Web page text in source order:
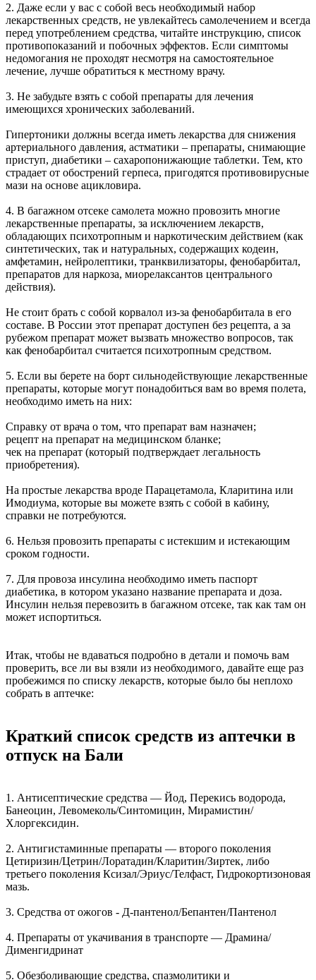
2. Даже если у вас с собой весь необходимый набор
лекарственных средств, не увлекайтесь самолечением и всегда
перед употреблением средства, читайте инструкцию, список
противопоказаний и побочных эффектов. Если симптомы
недомогания не проходят несмотря на самостоятельное
лечение, лучше обратиться к местному врачу.
3. Не забудьте взять с собой препараты для лечения
имеющихся хронических заболеваний.
Гипертоники должны всегда иметь лекарства для снижения
артериального давления, астматики – препараты, снимающие
приступ, диабетики – сахаропонижающие таблетки. Тем, кто
страдает от обострений герпеса, пригодятся противовирусные
мази на основе ацикловира.
4. В багажном отсеке самолета можно провозить многие
лекарственные препараты, за исключением лекарств,
обладающих психотропным и наркотическим действием (как
синтетических, так и натуральных, содержащих кодеин,
амфетамин, нейролептики, транквилизаторы, фенобарбитал,
препаратов для наркоза, миорелаксантов центрального
действия).
Не стоит брать с собой корвалол из-за фенобарбитала в его
составе. В России этот препарат доступен без рецепта, а за
рубежом препарат может вызвать множество вопросов, так
как фенобарбитал считается психотропным средством.
5. Если вы берете на борт сильнодействующие лекарственные
препараты, которые могут понадобиться вам во время полета,
необходимо иметь на них:
Справку от врача о том, что препарат вам назначен;
рецепт на препарат на медицинском бланке;
чек на препарат (который подтверждает легальность
приобретения).
На простые лекарства вроде Парацетамола, Кларитина или
Имодиума, которые вы можете взять с собой в кабину,
справки не потребуются.
6. Нельзя провозить препараты с истекшим и истекающим
сроком годности.
7. Для провоза инсулина необходимо иметь паспорт
диабетика, в котором указано название препарата и доза.
Инсулин нельзя перевозить в багажном отсеке, так как там он
может испортиться.
Итак, чтобы не вдаваться подробно в детали и помочь вам
проверить, все ли вы взяли из необходимого, давайте еще раз
пробежимся по списку лекарств, которые было бы неплохо
собрать в аптечке:
Краткий список средств из аптечки в
отпуск на Бали
1. Антисептические средства — Йод, Перекись водорода,
Банеоцин, Левомеколь/Синтомицин, Мирамистин/
Хлоргексидин.
2. Антигистаминные препараты — второго поколения
Цетиризин/Цетрин/Лоратадин/Кларитин/Зиртек, либо
третьего поколения Ксизал/Эриус/Телфаст, Гидрокортизоновая
мазь.
3. Средства от ожогов - Д‑пантенол/Бепантен/Пантенол
4. Препараты от укачивания в транспорте — Драмина/
Дименгидринат
5. Обезболивающие средства, спазмолитики и